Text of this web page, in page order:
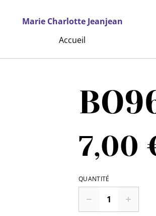
Marie Charlotte Jeanjean
Accueil
7,00
QUANTITÉ